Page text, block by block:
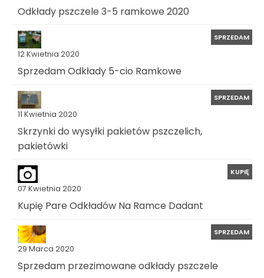
Odkłady pszczele 3-5 ramkowe 2020
12 Kwietnia 2020
SPRZEDAM
Sprzedam Odkłady 5-cio Ramkowe
11 Kwietnia 2020
SPRZEDAM
Skrzynki do wysyłki pakietów pszczelich,
pakietówki
07 Kwietnia 2020
KUPIĘ
Kupię Pare Odkładów Na Ramce Dadant
29 Marca 2020
SPRZEDAM
Sprzedam przezimowane odkłady pszczele